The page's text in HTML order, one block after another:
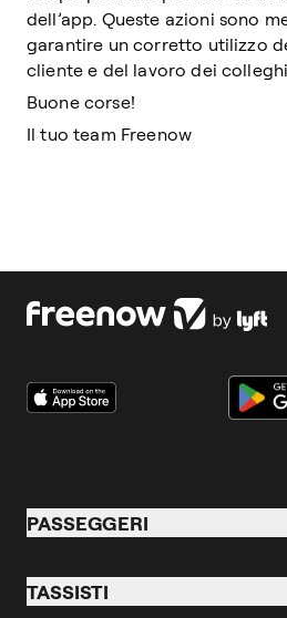
dell’app. Queste azioni sono
garantire un corretto utilizzo
cliente e del lavoro dei
Buone corse!
Il tuo team Freenow
PASSEGGERI
Taxi
TASSISTI